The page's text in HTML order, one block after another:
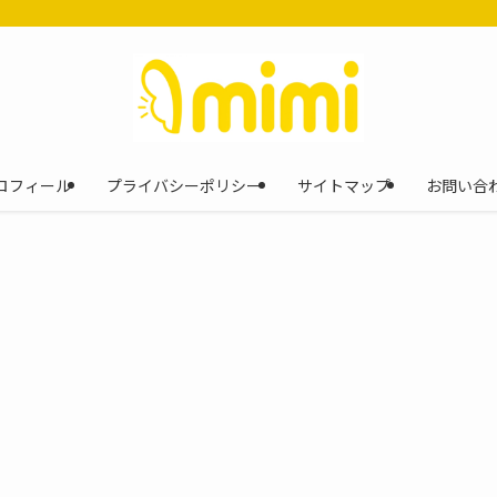
フィール プライバシーポリシー サイトマップ お問い合